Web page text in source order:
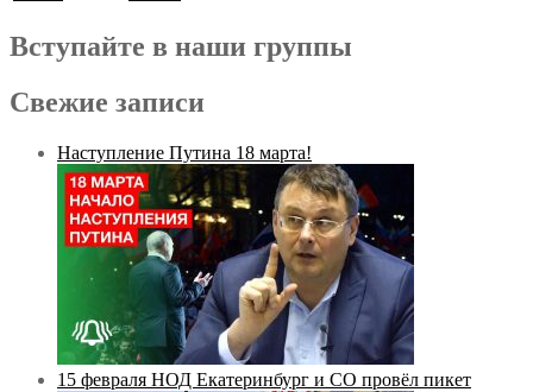
Вступайте в наши группы
Свежие записи
Наступление Путина 18 марта!
15 февраля НОД Екатеринбург и СО провёл пикет